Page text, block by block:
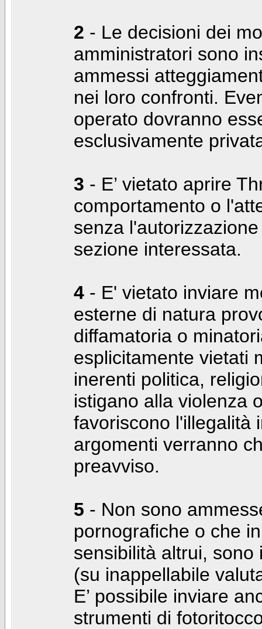
2 - Le decisioni dei
amministratori sono
ammessi
nei loro confronti.
operato dovranno
esclusivamente
3 - E’ vietato aprire
comportamento o
senza
sezione interessata.
4 - E' vietato inviare
esterne di natura
diffamatoria o
esplicitamente vietati
inerenti politica,
istigano alla violenza
favoriscono l'illegalità
argomenti verranno
preavviso.
5 - Non sono
pornografiche o che
sensibilità altrui,
(su inappellabile
E’ possibile inviare
strumenti di